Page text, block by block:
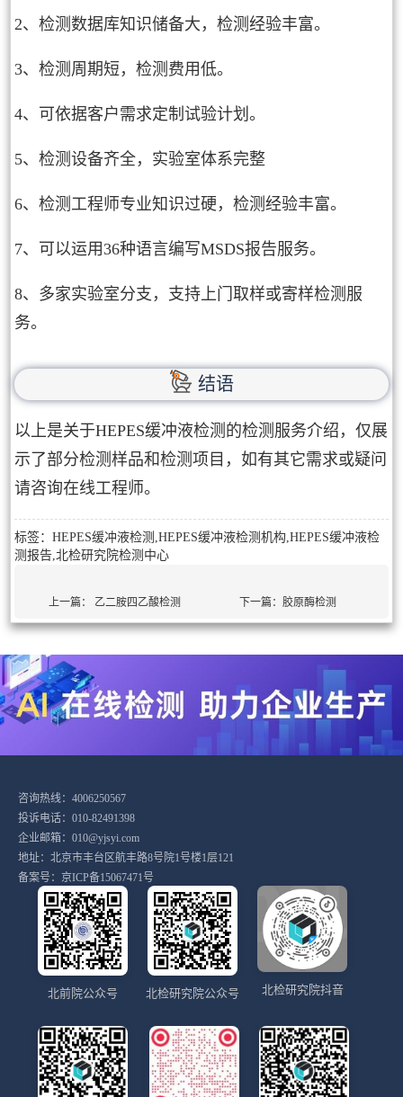
2、检测数据库知识储备大，检测经验丰富。
3、检测周期短，检测费用低。
4、可依据客户需求定制试验计划。
5、检测设备齐全，实验室体系完整
6、检测工程师专业知识过硬，检测经验丰富。
7、可以运用36种语言编写MSDS报告服务。
8、多家实验室分支，支持上门取样或寄样检测服
务。
结语
以上是关于HEPES缓冲液检测的检测服务介绍，仅展
示了部分检测样品和检测项目，如有其它需求或疑问
请咨询在线工程师。
标签：HEPES缓冲液检测,HEPES缓冲液检测机构,HEPES缓冲液检
测报告,北检研究院检测中心
上一篇： 乙二胺四乙酸检测 下一篇：胶原酶检测
咨询热线：4006250567
投诉电话：010-82491398
企业邮箱：010@yjsyi.com
地址：北京市丰台区航丰路8号院1号楼1层121
备案号： 京ICP备15067471号
北前院公众号 北检研究院公众号 北检研究院抖音